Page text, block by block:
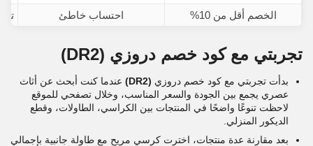
الخصم أقل من 10%
احتساب خاطئ
تجربتي مع كود خصم دروزي (DR2)
بدأت تجربتي مع كود خصم دروزي (DR2)
عندما كنت أبحث عن أثاث
عصري يجمع بين الجودة والسعر المناسب، وخلال تصفحي للموقع
لاحظت تنوعًا واضحًا في المنتجات بين الكراسي، الطاولات، وقطع
الديكور المنزلي.
بعد مقارنة عدة منتجات، اخترت كرسي مريح مع طاولة جانبية بإجمالي